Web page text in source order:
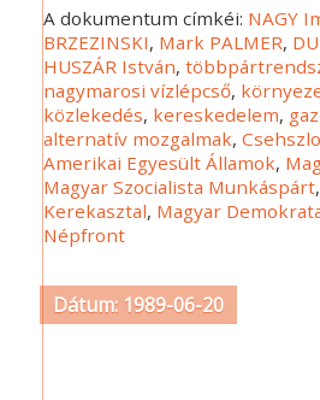
A dokumentum címkéi: NAGY
BRZEZINSKI, Mark PALMER,
HUSZÁR István,
nagymarosi vízlépcső,
közlekedés, kereskedelem,
alternatív mozgalmak,
Amerikai Egyesült Államok,
Magyar Szocialista Munkáspárt,
Kerekasztal, Magyar
Népfront
Dátum: 1989-06-20